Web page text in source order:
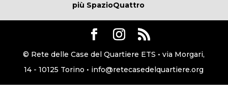
più SpazioQuattro
© Rete delle Case del Quartiere ETS • via Morgari,
14 - 10125 Torino • info@retecasedelquartiere.org